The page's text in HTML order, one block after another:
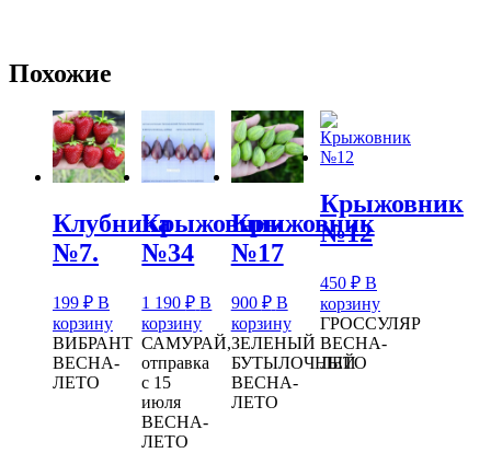
Похожие
Клубника
№7.
199 ₽ В
корзину
ВИБРАНТ
ВЕСНА-
ЛЕТО
Крыжовник
№34
1 190₽ В
корзину
САМУРАЙ,
отправка
с 15
июля
ВЕСНА-
ЛЕТО
Крыжовник
№17
900 ₽ В
корзину
ЗЕЛЕНЫЙ
БУТЫЛОЧНЫЙ
ВЕСНА-
ЛЕТО
Крыжовник
№12
450 ₽ В
корзину
ГРОССУЛЯР
ВЕСНА-
ЛЕТО